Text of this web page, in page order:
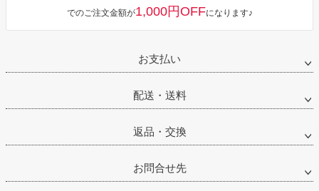
でのご注文金額が1,000円OFFになります♪
お支払い
配送・送料
返品・交換
お問合せ先